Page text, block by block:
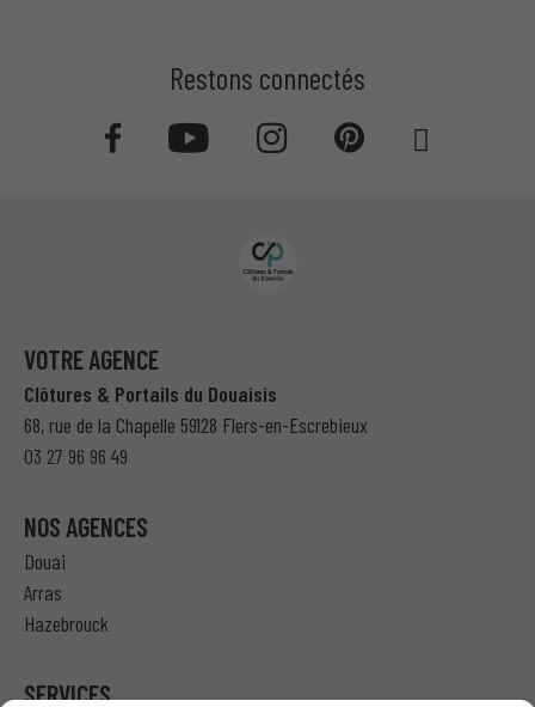
Restons connectés
VOTRE AGENCE
Clôtures & Portails du Douaisis
68, rue de la Chapelle 59128 Flers-en-Escrebieux
03 27 96 96 49
NOS AGENCES
Douai
Arras
Hazebrouck
SERVICES